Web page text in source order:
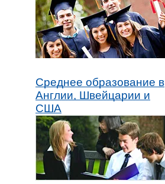
Среднее образование в
Англии, Швейцарии и
США